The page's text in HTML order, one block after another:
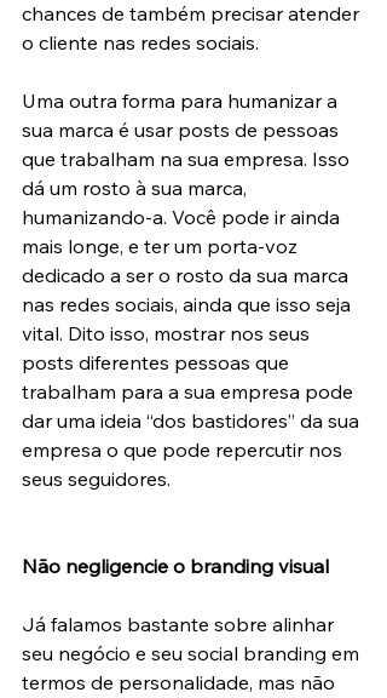
chances de também precisar atender
o cliente nas redes sociais.
Uma outra forma para humanizar a
sua marca é usar posts de pessoas
que trabalham na sua empresa. Isso
dá um rosto à sua marca,
humanizando-a. Você pode ir ainda
mais longe, e ter um porta-voz
dedicado a ser o rosto da sua marca
nas redes sociais, ainda que isso seja
vital. Dito isso, mostrar nos seus
posts diferentes pessoas que
trabalham para a sua empresa pode
dar uma ideia “dos bastidores” da sua
empresa o que pode repercutir nos
seus seguidores.
Não negligencie o branding visual
Já falamos bastante sobre alinhar
seu negócio e seu social branding em
termos de personalidade, mas não